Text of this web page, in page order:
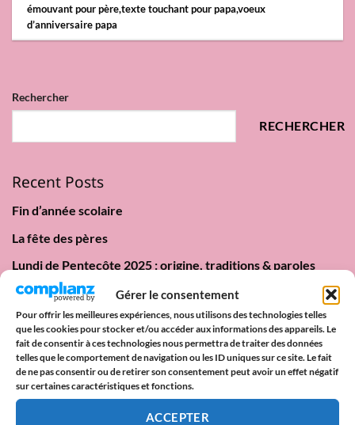
Gérer le consentement
Pour offrir les meilleures expériences, nous utilisons des technologies telles
que les cookies pour stocker et/ou accéder aux informations des appareils. Le
fait de consentir à ces technologies nous permettra de traiter des données
telles que le comportement de navigation ou les ID uniques sur ce site. Le fait
de ne pas consentir ou de retirer son consentement peut avoir un effet négatif
sur certaines caractéristiques et fonctions.
ACCEPTER
émouvant pour père,texte touchant pour papa,voeux
d’anniversaire papa
Rechercher
RECHERCHER
Recent Posts
Fin d’année scolaire
La fête des pères
Lundi de Pentecôte 2025 : origine, traditions & paroles
d’amour
Date Pride 2025 : Calendrier des Marches des Fiertés en
France
DIXOON x Mois des Fiertés 2025 : Deux Tote Bags Arc-en-
Ciel à Offrir avec Fierté